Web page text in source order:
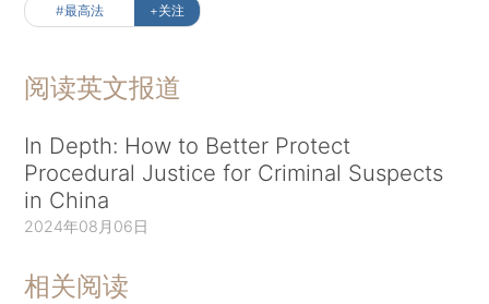
#最高法 +关注
阅读英文报道
In Depth: How to Better Protect
Procedural Justice for Criminal Suspects
in China
2024年08月06日
相关阅读